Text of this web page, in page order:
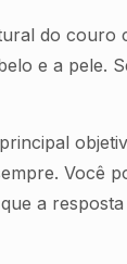
do couro
e a pele.
Você
a resposta